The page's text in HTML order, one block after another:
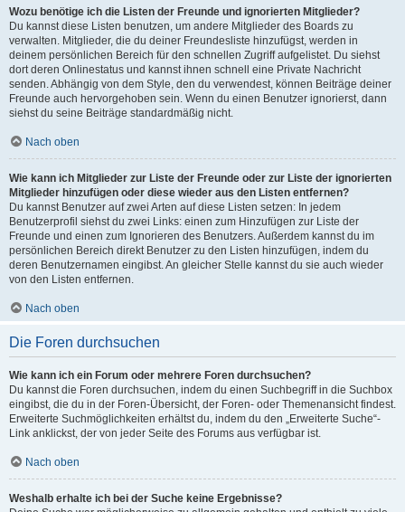
Wozu benötige ich die Listen der Freunde und ignorierten Mitglieder?
Du kannst diese Listen benutzen, um andere Mitglieder des Boards zu
verwalten. Mitglieder, die du deiner Freundesliste hinzufügst, werden in
deinem persönlichen Bereich für den schnellen Zugriff aufgelistet. Du siehst
dort deren Onlinestatus und kannst ihnen schnell eine Private Nachricht
senden. Abhängig von dem Style, den du verwendest, können Beiträge deiner
Freunde auch hervorgehoben sein. Wenn du einen Benutzer ignorierst, dann
siehst du seine Beiträge standardmäßig nicht.
Nach oben
Wie kann ich Mitglieder zur Liste der Freunde oder zur Liste der ignorierten
Mitglieder hinzufügen oder diese wieder aus den Listen entfernen?
Du kannst Benutzer auf zwei Arten auf diese Listen setzen: In jedem
Benutzerprofil siehst du zwei Links: einen zum Hinzufügen zur Liste der
Freunde und einen zum Ignorieren des Benutzers. Außerdem kannst du im
persönlichen Bereich direkt Benutzer zu den Listen hinzufügen, indem du
deren Benutzernamen eingibst. An gleicher Stelle kannst du sie auch wieder
von den Listen entfernen.
Nach oben
Die Foren durchsuchen
Wie kann ich ein Forum oder mehrere Foren durchsuchen?
Du kannst die Foren durchsuchen, indem du einen Suchbegriff in die Suchbox
eingibst, die du in der Foren-Übersicht, der Foren- oder Themenansicht findest.
Erweiterte Suchmöglichkeiten erhältst du, indem du den „Erweiterte Suche“-
Link anklickst, der von jeder Seite des Forums aus verfügbar ist.
Nach oben
Weshalb erhalte ich bei der Suche keine Ergebnisse?